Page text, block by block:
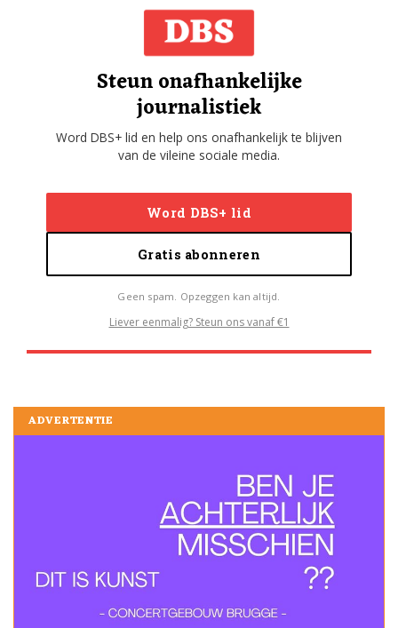
Steun onafhankelijke
journalistiek
Word DBS+ lid en help ons onafhankelijk te blijven
van de vileine sociale media.
Word DBS+ lid
Gratis abonneren
Geen spam. Opzeggen kan altijd.
Liever eenmalig? Steun ons vanaf €1
ADVERTENTIE